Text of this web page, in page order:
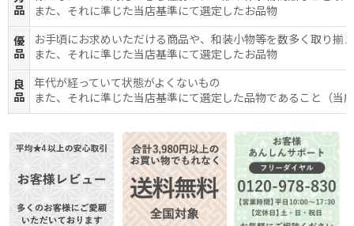
品
また、それに準じた当店基準にて選定したお品物
優
品
お手頃にお求めいただける商品や、和装小物等を数多く取り揃
また、それに準じた当店基準にて選定したお品物
良
品
年代が経っていて状態がよくないもの
また、それに準じた当店基準にて選定した品物であること（当